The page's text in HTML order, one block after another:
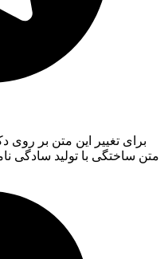
برای تغییر این متن بر روی
متن ساختگی با تولید سادگی